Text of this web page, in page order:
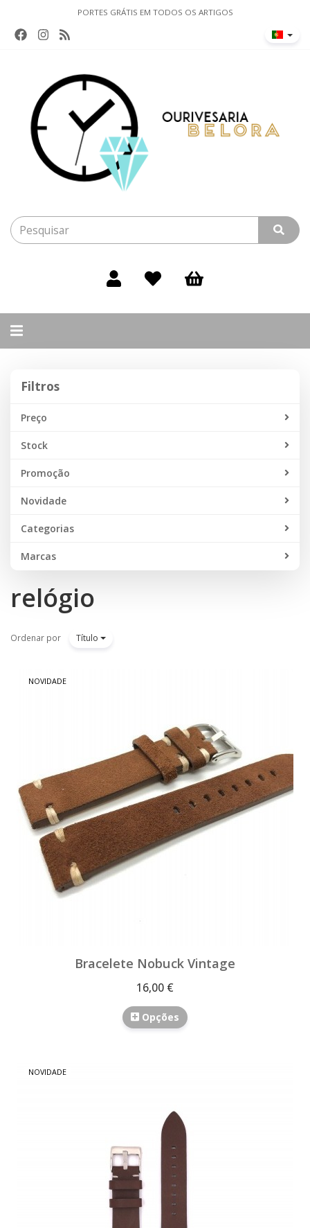
PORTES GRÁTIS EM TODOS OS ARTIGOS
Alternar
Filtros
Preço
Stock
Promoção
Novidade
Categorias
Marcas
relógio
Ordenar por Título
NOVIDADE
Bracelete Nobuck Vintage
16,00 €
Opções
NOVIDADE